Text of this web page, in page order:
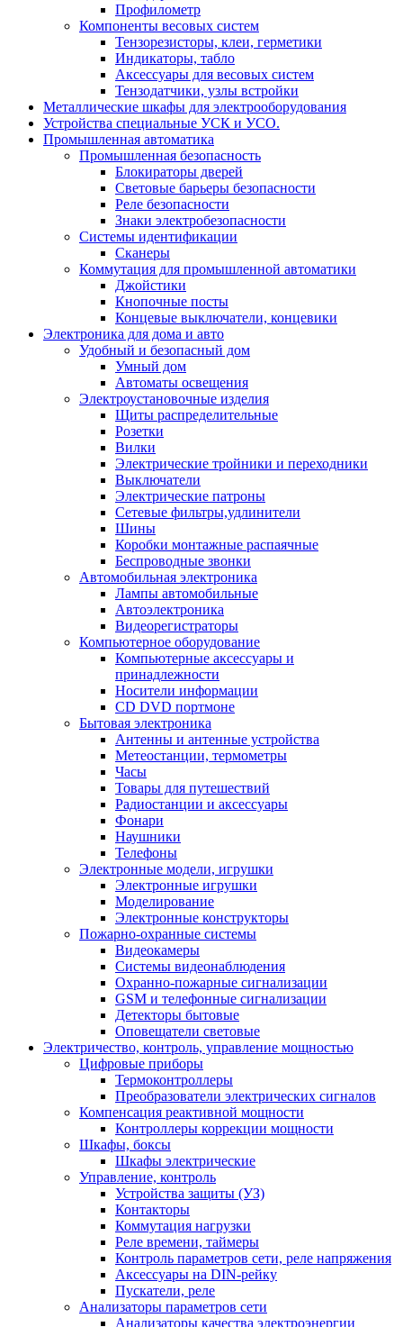
Профилометр
Компоненты весовых систем
Тензорезисторы, клеи, герметики
Индикаторы, табло
Аксессуары для весовых систем
Тензодатчики, узлы встройки
Металлические шкафы для электрооборудования
Устройства специальные УСК и УСО.
Промышленная автоматика
Промышленная безопасность
Блокираторы дверей
Световые барьеры безопасности
Реле безопасности
Знаки электробезопасности
Системы идентификации
Сканеры
Коммутация для промышленной автоматики
Джойстики
Кнопочные посты
Концевые выключатели, концевики
Электроника для дома и авто
Удобный и безопасный дом
Умный дом
Автоматы освещения
Электроустановочные изделия
Щиты распределительные
Розетки
Вилки
Электрические тройники и переходники
Выключатели
Электрические патроны
Сетевые фильтры,удлинители
Шины
Коробки монтажные распаячные
Беспроводные звонки
Автомобильная электроника
Лампы автомобильные
Автоэлектроника
Видеорегистраторы
Компьютерное оборудование
Компьютерные аксессуары и
принадлежности
Носители информации
CD DVD портмоне
Бытовая электроника
Антенны и антенные устройства
Метеостанции, термометры
Часы
Товары для путешествий
Радиостанции и аксессуары
Фонари
Наушники
Телефоны
Электронные модели, игрушки
Электронные игрушки
Моделирование
Электронные конструкторы
Пожарно-охранные системы
Видеокамеры
Системы видеонаблюдения
Охранно-пожарные сигнализации
GSM и телефонные сигнализации
Детекторы бытовые
Оповещатели световые
Электричество, контроль, управление мощностью
Цифровые приборы
Термоконтроллеры
Преобразователи электрических сигналов
Компенсация реактивной мощности
Контроллеры коррекции мощности
Шкафы, боксы
Шкафы электрические
Управление, контроль
Устройства защиты (УЗ)
Контакторы
Коммутация нагрузки
Реле времени, таймеры
Контроль параметров сети, реле напряжения
Аксессуары на DIN-рейку
Пускатели, реле
Анализаторы параметров сети
Анализаторы качества электроэнергии